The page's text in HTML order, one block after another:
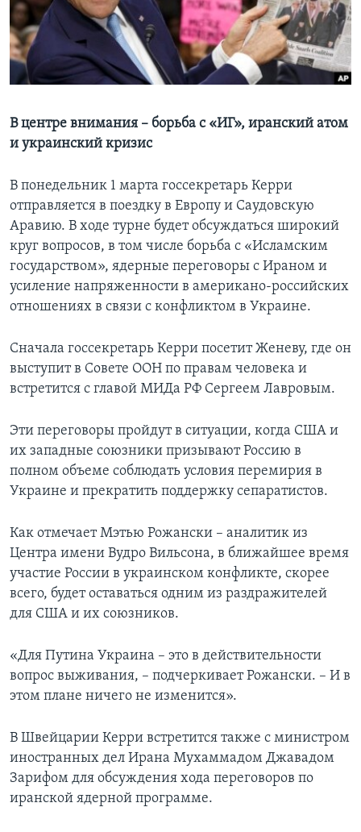
Learning English
СОЦИАЛЬНЫЕ СЕТИ
Языки
В центре внимания – борьба с «ИГ», иранский атом
и украинский кризис
В понедельник 1 марта госсекретарь Керри
отправляется в поездку в Европу и Саудовскую
Аравию. В ходе турне будет обсуждаться широкий
круг вопросов, в том числе борьба с «Исламским
государством», ядерные переговоры с Ираном и
усиление напряженности в американо-российских
отношениях в связи с конфликтом в Украине.
Сначала госсекретарь Керри посетит Женеву, где он
выступит в Совете ООН по правам человека и
встретится с главой МИДа РФ Сергеем Лавровым.
Эти переговоры пройдут в ситуации, когда США и
их западные союзники призывают Россию в
полном объеме соблюдать условия перемирия в
Украине и прекратить поддержку сепаратистов.
Как отмечает Мэтью Рожански – аналитик из
Центра имени Вудро Вильсона, в ближайшее время
участие России в украинском конфликте, скорее
всего, будет оставаться одним из раздражителей
для США и их союзников.
«Для Путина Украина – это в действительности
вопрос выживания, – подчеркивает Рожански. – И в
этом плане ничего не изменится».
В Швейцарии Керри встретится также с министром
иностранных дел Ирана Мухаммадом Джавадом
Зарифом для обсуждения хода переговоров по
иранской ядерной программе.